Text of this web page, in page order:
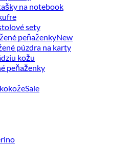
na notebook
sety
peňaženky
púzdra na karty
kožu
peňaženky